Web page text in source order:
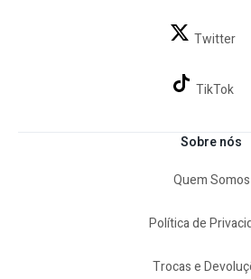
Sobre nós
Quem Somos
Política de
Trocas e
Twitter
TikTok